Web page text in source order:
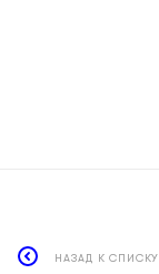
НАЗАД К СПИСКУ